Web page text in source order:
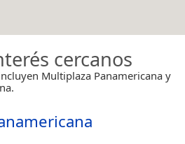
cercanos
Multiplaza Panamericana y